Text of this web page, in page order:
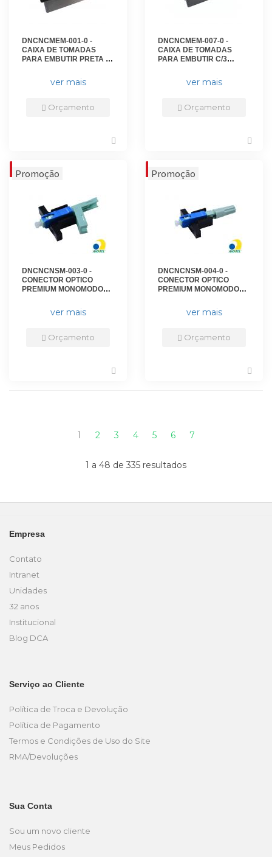
DNCNCMEM-001-0 -
CAIXA DE TOMADAS
PARA EMBUTIR PRETA -
ver mais
Orçamento
DNCNCMEM-007-0 -
CAIXA DE TOMADAS
PARA EMBUTIR C/3
DN-5650200110 - D-NET
ver mais
Orçamento
DNCNCNSM-003-0 -
CONECTOR OPTICO
PREMIUM MONOMODO
CO-SC/UPC-P-C - D-NET
ver mais
Orçamento
DNCNCNSM-004-0 -
CONECTOR OPTICO
PREMIUM MONOMODO
DN-CO-SC/UPC-P-R - D-
ver mais
Orçamento
1 2 3 4 5 6 7
1 a 48 de 335 resultados
Empresa
Contato
Intranet
Unidades
32 anos
Institucional
Blog DCA
Serviço ao Cliente
Política de Troca e Devolução
Política de Pagamento
Termos e Condições de Uso do Site
RMA/Devoluções
Sua Conta
Sou um novo cliente
Meus Pedidos